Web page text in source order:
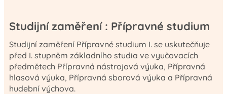
Studijní zaměření : Přípravné studium
Studijní zaměření Přípravné studium I. se uskutečňuje
před I. stupněm základního studia ve vyučovacích
předmětech Přípravná nástrojová výuka, Přípravná
hlasová výuka, Přípravná sborová výuka a Přípravná
hudební výchova.